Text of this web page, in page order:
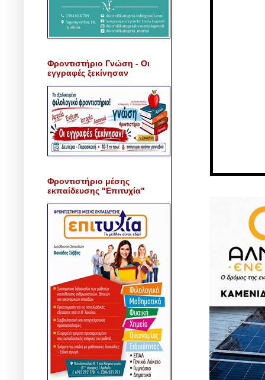
Φροντιστήριο Γνώση - Οι
εγγραφές ξεκίνησαν
Φροντιστήριο μέσης
εκπαίδευσης "Επιτυχία"